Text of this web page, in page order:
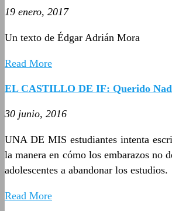
19 enero, 2017
Un texto de Édgar Adrián Mora
Read More
EL CASTILLO DE IF: Querido
30 junio, 2016
UNA DE MIS estudiantes intenta
la manera en cómo los embarazos no
adolescentes a abandonar los estudios.
Read More